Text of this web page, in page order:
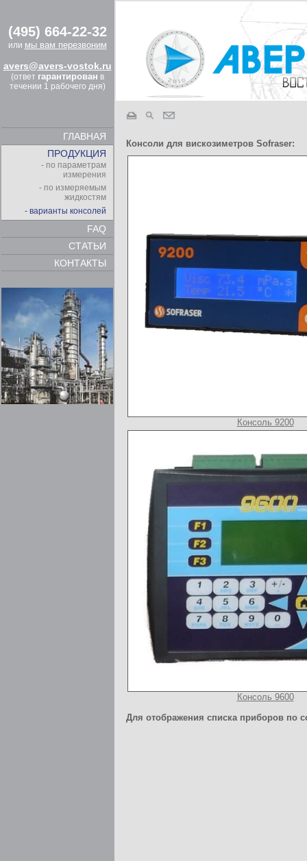
(495) 664-22-32
или мы вам перезвоним
avers@avers-vostok.ru
(ответ гарантирован в
течении 1 рабочего дня)
ГЛАВНАЯ
ПРОДУКЦИЯ
- по параметрам
измерения
- по измеряемым
жидкостям
- варианты консолей
FAQ
СТАТЬИ
КОНТАКТЫ
Консоли для вискозиметров Sofraser:
Консоль 9200
Консоль 9600
Для отображения списка приборов по